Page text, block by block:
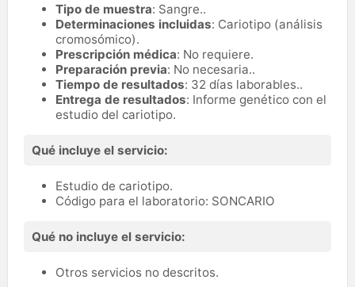
Tipo de muestra: Sangre..
Determinaciones incluidas: Cariotipo (análisis
cromosómico).
Prescripción médica: No requiere.
Preparación previa: No necesaria..
Tiempo de resultados: 32 días laborables..
Entrega de resultados: Informe genético con el
estudio del cariotipo.
Qué incluye el servicio:
Estudio de cariotipo.
Código para el laboratorio: SONCARIO
Qué no incluye el servicio:
Otros servicios no descritos.